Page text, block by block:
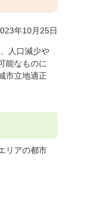
年10月25日
人口減少や
能なものに
市立地適正
リアの都市